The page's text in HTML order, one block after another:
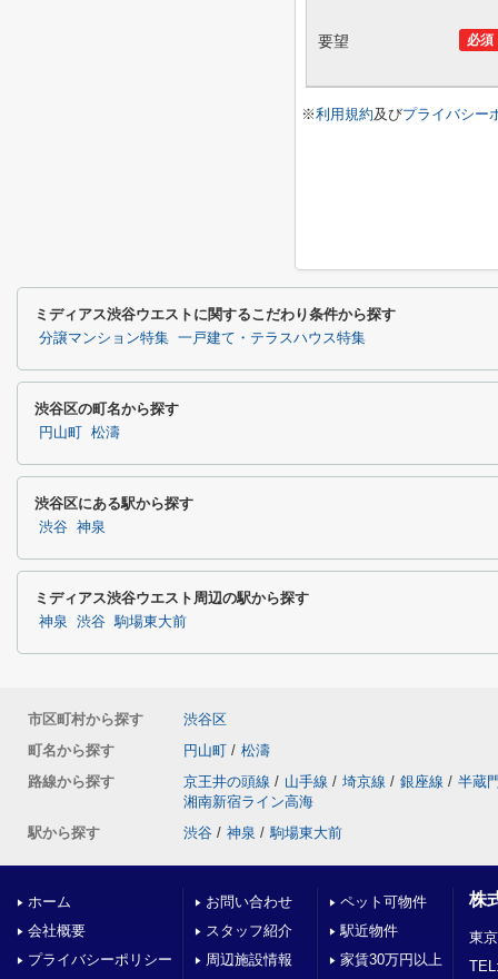
必須
要望
※利用規約及びプライバシー
ミディアス渋谷ウエストに関するこだわり条件から探す
分譲マンション特集 一戸建て・テラスハウス特集
渋谷区の町名から探す
円山町 松濤
渋谷区にある駅から探す
渋谷 神泉
ミディアス渋谷ウエスト周辺の駅から探す
神泉 渋谷 駒場東大前
市区町村から探す
渋谷区
町名から探す
円山町 / 松濤
路線から探す
京王井の頭線 / 山手線 / 埼京線 / 銀座線 / 半蔵
湘南新宿ライン高海
駅から探す
渋谷 / 神泉 / 駒場東大前
ホーム
会社概要
プライバシーポリシー
お問い合わせ
スタッフ紹介
周辺施設情報
ペット可物件
駅近物件
家賃30万円以上
株
東